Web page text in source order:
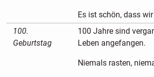
Es ist schön, dass
100.
Geburtstag
100 Jahre sind
Leben angefangen.
Niemals rasten,